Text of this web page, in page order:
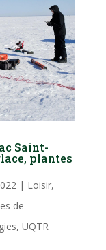
Saint-
plantes
| Loisir,
de
, UQTR